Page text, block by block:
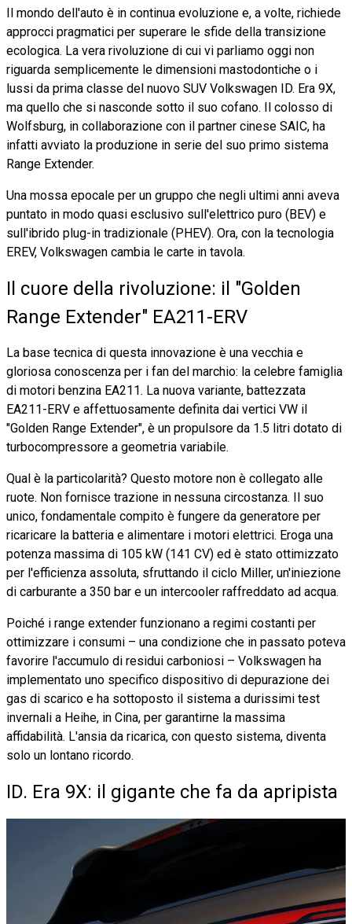
Il mondo dell'auto è in continua evoluzione e, a volte, richiede
approcci pragmatici per superare le sfide della transizione
ecologica. La vera rivoluzione di cui vi parliamo oggi non
riguarda semplicemente le dimensioni mastodontiche o i
lussi da prima classe del nuovo SUV Volkswagen ID. Era 9X,
ma quello che si nasconde sotto il suo cofano. Il colosso di
Wolfsburg, in collaborazione con il partner cinese SAIC, ha
infatti avviato la produzione in serie del suo primo sistema
Range Extender.
Una mossa epocale per un gruppo che negli ultimi anni aveva
puntato in modo quasi esclusivo sull'elettrico puro (BEV) e
sull'ibrido plug-in tradizionale (PHEV). Ora, con la tecnologia
EREV, Volkswagen cambia le carte in tavola.
Il cuore della rivoluzione: il "Golden
Range Extender" EA211-ERV
La base tecnica di questa innovazione è una vecchia e
gloriosa conoscenza per i fan del marchio: la celebre famiglia
di motori benzina EA211. La nuova variante, battezzata
EA211-ERV e affettuosamente definita dai vertici VW il
"Golden Range Extender", è un propulsore da 1.5 litri dotato di
turbocompressore a geometria variabile.
Qual è la particolarità? Questo motore non è collegato alle
ruote. Non fornisce trazione in nessuna circostanza. Il suo
unico, fondamentale compito è fungere da generatore per
ricaricare la batteria e alimentare i motori elettrici. Eroga una
potenza massima di 105 kW (141 CV) ed è stato ottimizzato
per l'efficienza assoluta, sfruttando il ciclo Miller, un'iniezione
di carburante a 350 bar e un intercooler raffreddato ad acqua.
Poiché i range extender funzionano a regimi costanti per
ottimizzare i consumi – una condizione che in passato poteva
favorire l'accumulo di residui carboniosi – Volkswagen ha
implementato uno specifico dispositivo di depurazione dei
gas di scarico e ha sottoposto il sistema a durissimi test
invernali a Heihe, in Cina, per garantirne la massima
affidabilità. L'ansia da ricarica, con questo sistema, diventa
solo un lontano ricordo.
ID. Era 9X: il gigante che fa da apripista